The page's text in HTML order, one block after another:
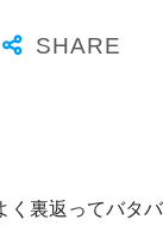
く裏返ってバタバ